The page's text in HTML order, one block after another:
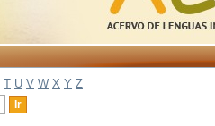
T U V W X Y Z